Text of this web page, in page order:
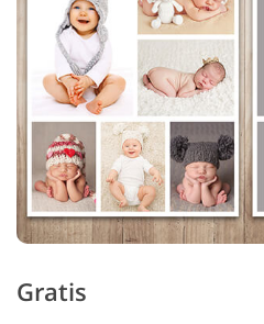
Gratis